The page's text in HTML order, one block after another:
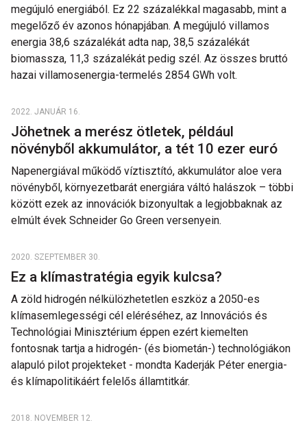
megújuló energiából. Ez 22 százalékkal magasabb, mint a
megelőző év azonos hónapjában. A megújuló villamos
energia 38,6 százalékát adta nap, 38,5 százalékát
biomassza, 11,3 százalékát pedig szél. Az összes bruttó
hazai villamosenergia-termelés 2854 GWh volt.
2022. JANUÁR 16.
Jöhetnek a merész ötletek, például
növényből akkumulátor, a tét 10 ezer euró
Napenergiával működő víztisztító, akkumulátor aloe vera
növényből, környezetbarát energiára váltó halászok – többi
között ezek az innovációk bizonyultak a legjobbaknak az
elmúlt évek Schneider Go Green versenyein.
2020. SZEPTEMBER 30.
Ez a klímastratégia egyik kulcsa?
A zöld hidrogén nélkülözhetetlen eszköz a 2050-es
klímasemlegességi cél eléréséhez, az Innovációs és
Technológiai Minisztérium éppen ezért kiemelten
fontosnak tartja a hidrogén- (és biometán-) technológiákon
alapuló pilot projekteket - mondta Kaderják Péter energia-
és klímapolitikáért felelős államtitkár.
2018. NOVEMBER 12.